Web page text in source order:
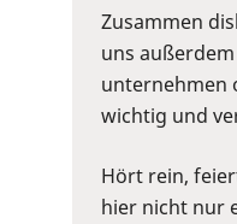
Zusammen
uns
unternehmen
wichtig und
Hört rein,
hier nicht nur